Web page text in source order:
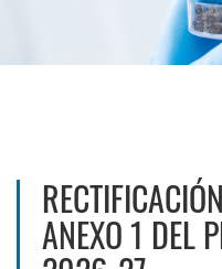
ANEXO 1 DEL